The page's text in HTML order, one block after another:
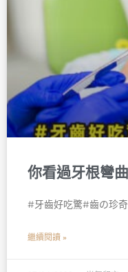
你看過牙根彎
󠀠#牙齒好吃驚#齒の珍
繼續閱讀 »